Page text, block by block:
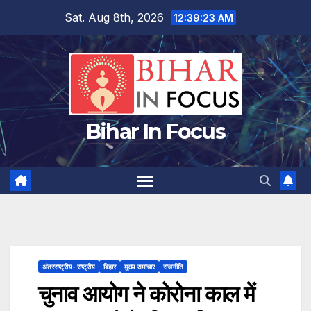
content
Sat. Aug 8th, 2026 12:39:23 AM
Bihar In Focus
अंतरराष्ट्रीय- राष्ट्रीय बिहार मुख्य समाचार राजनीति
चुनाव आयोग ने कोरोना काल में